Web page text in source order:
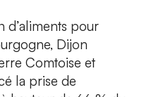
d’aliments pour
Dijon
Comtoise et
la prise de